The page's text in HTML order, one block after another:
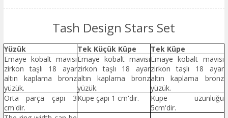
Tash Design Stars Set
Yüzük Tek Küçük Küpe
Tek Küpe
Emaye kobalt mavisi
zirkon taşlı 18 ayar
altın kaplama bronz
yüzük.
Emaye kobalt mavisi
zirkon taşlı 18 ayar
altın kaplama bronz
yüzük.
Emaye kobalt mavisi
zirkon taşlı 18 ayar
altın kaplama bronz
yüzük.
Orta parça çapı 3
cm'dir.
Küpe çapı 1 cm'dir.
Küpe uzunluğu
5cm'dir.